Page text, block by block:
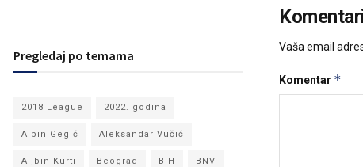
Vaša email
Komentar *
Pregledaj po temama
2018 League 2022. godina
Albin Gegić Aleksandar Vučić
Aljbin Kurti Beograd BiH BNV